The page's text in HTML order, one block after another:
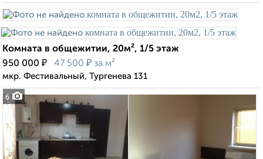
6
Комната в общежитии, 20м², 1/5 этаж
950 000 ₽ 47 500 ₽ за м²
мкр. Фестивальный, Тургенева 131